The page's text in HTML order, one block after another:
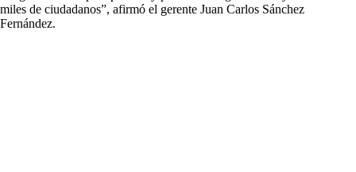
miles de ciudadanos”, afirmó el gerente Juan Carlos Sánchez
Fernández.